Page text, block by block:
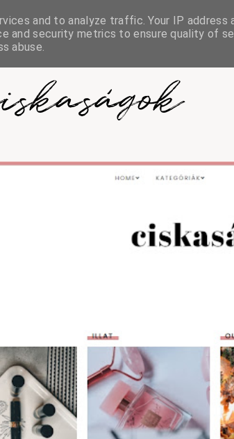
and to analyze traffic. Your IP address
and security metrics to ensure quality of
abuse.